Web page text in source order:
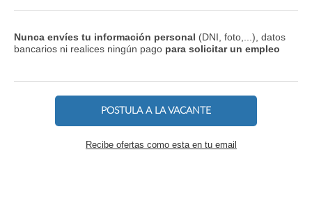
Nunca envíes tu información personal (DNI, foto,...), datos
bancarios ni realices ningún pago para solicitar un empleo
POSTULA A LA VACANTE
Recibe ofertas como esta en tu email